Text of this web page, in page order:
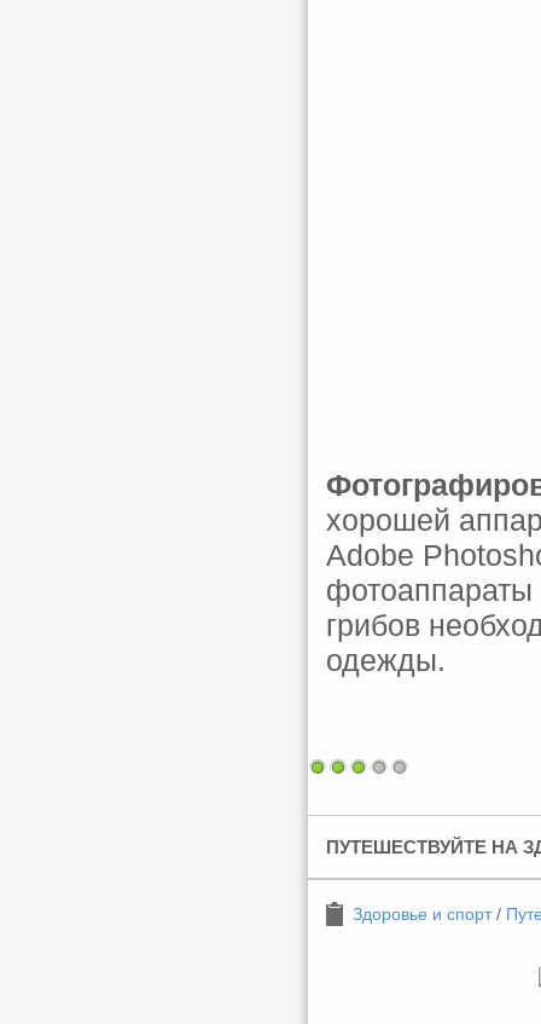
хорошей
Adobe
фотоаппараты
грибов
одежды.
ПУТЕШЕСТВУЙТЕ НА
Здоровье и спорт/